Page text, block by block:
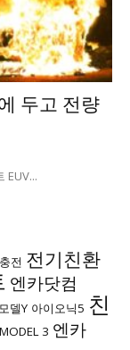
두고 전량
EUV...
전 전기친환
엔카닷컴
모델Y 아이오닉5 친
MODEL 3 엔카